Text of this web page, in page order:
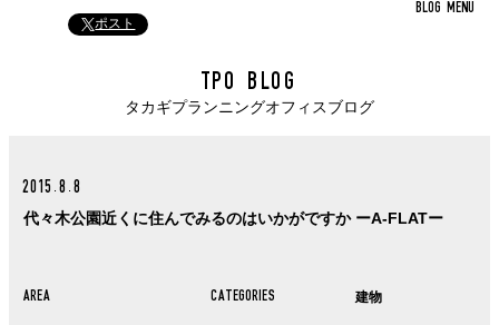
ポスト
BLOG MENU
TPO BLOG
タカギプランニングオフィスブログ
2015.8.8
代々木公園近くに住んでみるのはいかがですか ーA-FLATー
AREA CATEGORIES 建物